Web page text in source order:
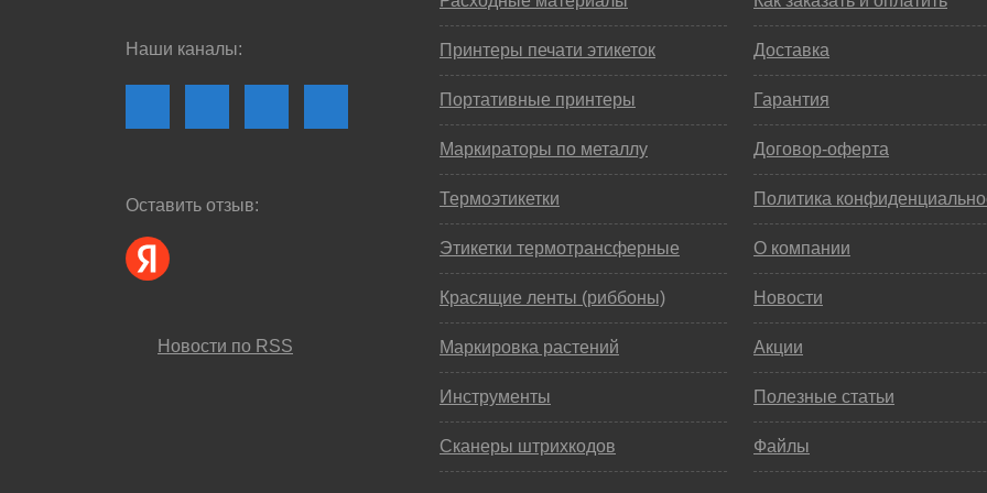
Наши каналы:
Оставить отзыв:
Новости по RSS
Принтеры печати этикеток
Портативные принтеры
Маркираторы по металлу
Термоэтикетки
Этикетки термотрансферные
Красящие ленты (риббоны)
Маркировка растений
Инструменты
Сканеры штрихкодов
Доставка
Гарантия
Договор-оферта
Политика
О компании
Новости
Акции
Полезные статьи
Файлы